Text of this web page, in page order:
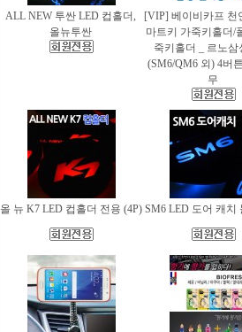
ALL NEW 투싼 LED 컵홀더,
올뉴투싼
[VIP] 베이비카프 천
마트키 가죽키홀더/
죽키홀더 _ 르노삼
(SM6/QM6 외) 4버
무
올 뉴 K7 LED 컵홀더 전용 (4P) SM6 LED 도어 캐치